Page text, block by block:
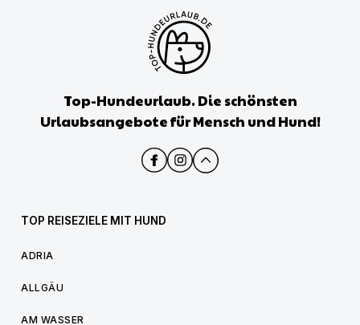
Top-Hundeurlaub. Die schönsten
Urlaubsangebote für Mensch und Hund!
TOP REISEZIELE MIT HUND
ADRIA
ALLGÄU
AM WASSER